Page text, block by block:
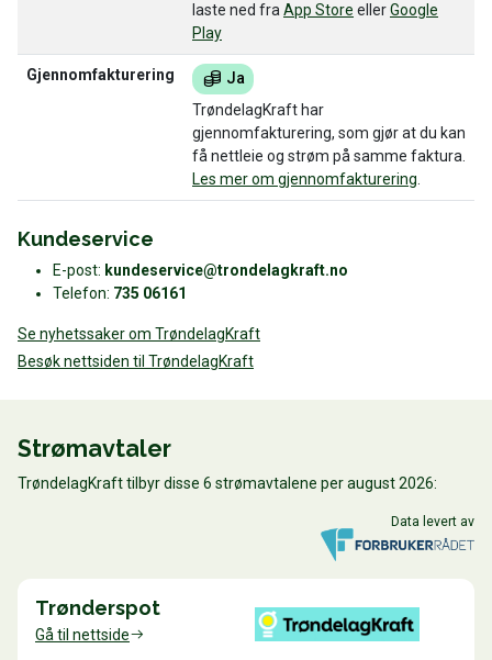
laste ned fra App Store ellerGoogle
Play
Gjennomfakturering
Ja
TrøndelagKraft har
gjennomfakturering, som gjør at du kan
få nettleie og strøm på samme faktura.
Les mer om gjennomfakturering
Kundeservice
E-post: kundeservice@trondelagkraft.no
Telefon: 735 06161
Se nyhetssaker om TrøndelagKraft
Besøk nettsiden til TrøndelagKraft
Strømavtaler
TrøndelagKraft tilbyr disse 6 strømavtalene per august 2026:
Data levert av
Trønderspot
Gå til nettside